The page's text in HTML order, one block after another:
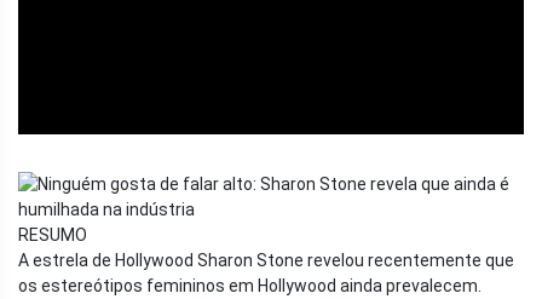
RESUMO
A estrela de Hollywood Sharon Stone revelou recentemente que
os estereótipos femininos em Hollywood ainda prevalecem.